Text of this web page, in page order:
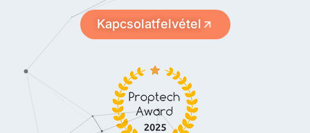
Kapcsolatfelvétel